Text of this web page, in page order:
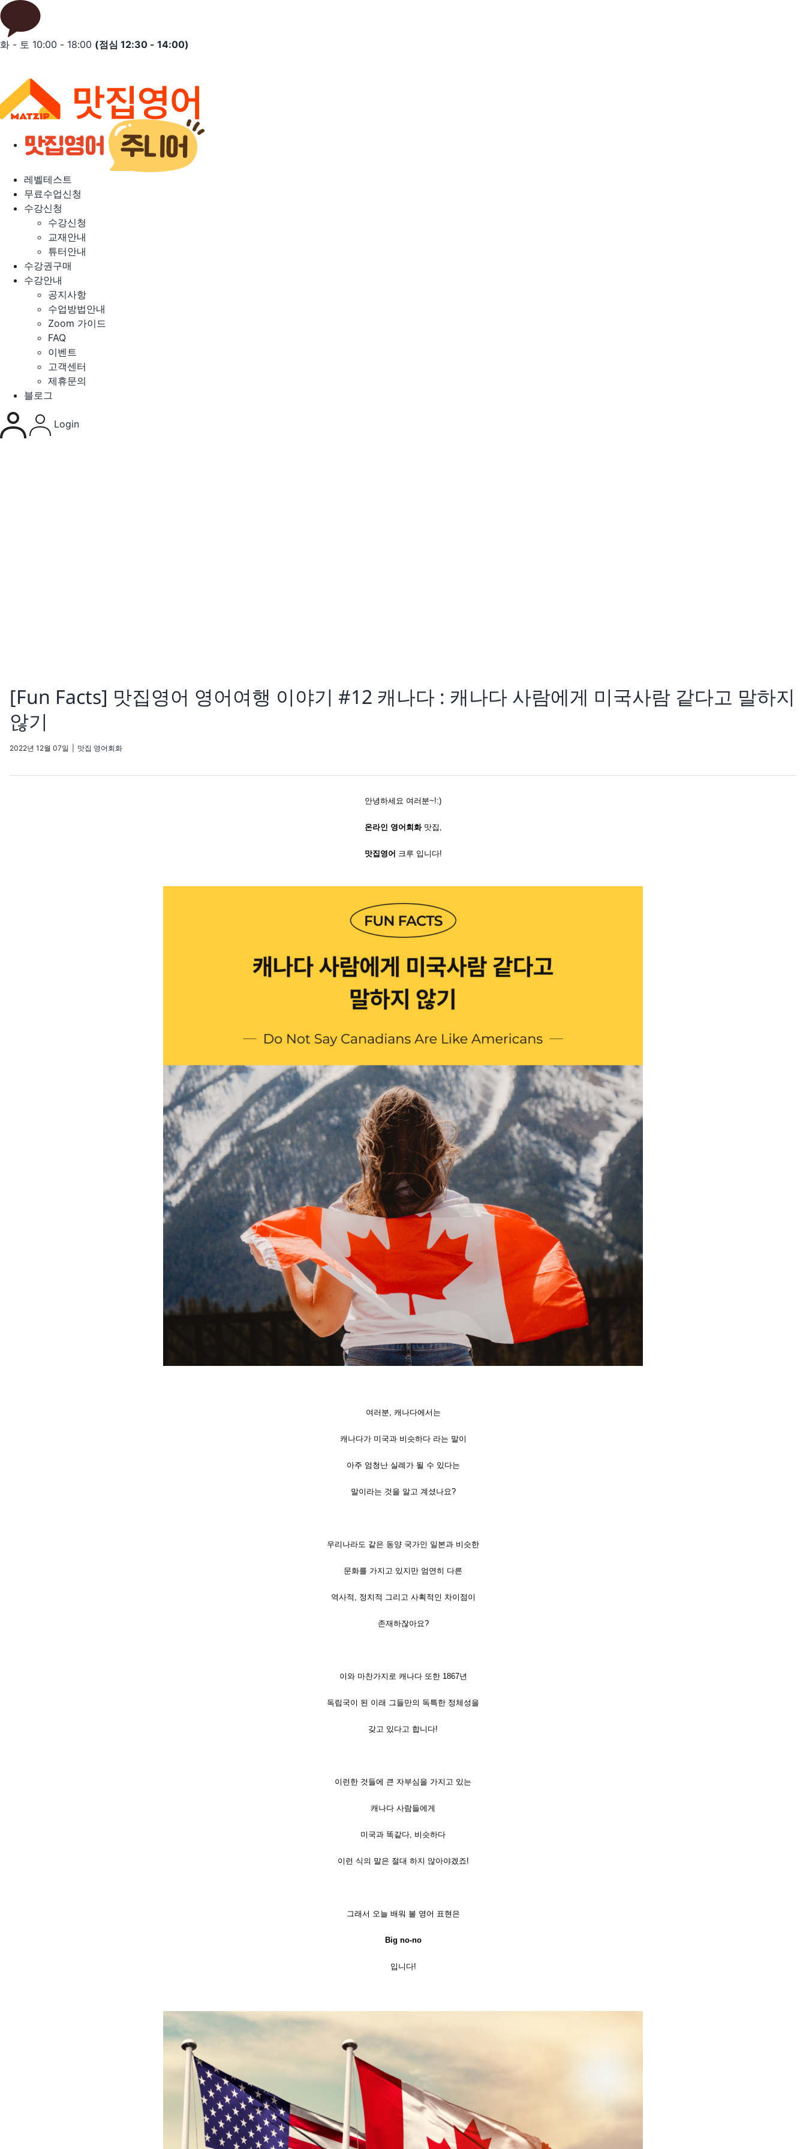
Skip
to
content
화 - 토 10:00 - 18:00 (점심 12:30 - 14:00)
레벨테스트
무료수업신청
수강신청
수강신청
교재안내
튜터안내
수강권구매
수강안내
공지사항
수업방법안내
Zoom 가이드
FAQ
이벤트
고객센터
제휴문의
블로그
Login
[Fun Facts] 맛집영어 영어여행 이야기 #12 캐나다 : 캐나다 사람에게 미국사람 같다고 말하지
않기
2022년 12월 07일 맛집 영어회화
안녕하세요 여러분~!:)
온라인 영어회화 맛집,
맛집영어 크루 입니다!
여러분, 캐나다에서는
캐나다가 미국과 비슷하다 라는 말이
아주 엄청난 실례가 될 수 있다는
말이라는 것을 알고 계셨나요?
우리나라도 같은 동양 국가인 일본과 비슷한
문화를 가지고 있지만 엄연히 다른
역사적, 정치적 그리고 사획적인 차이점이
존재하잖아요?
이와 마찬가지로 캐나다 또한 1867년
독립국이 된 이래 그들만의 독특한 정체성을
갖고 있다고 합니다!
이런한 것들에 큰 자부심을 가지고 있는
캐나다 사람들에게
미국과 똑같다, 비슷하다
이런 식의 말은 절대 하지 않아야겠죠!
그래서 오늘 배워 볼 영어 표현은
Big no-no
입니다!